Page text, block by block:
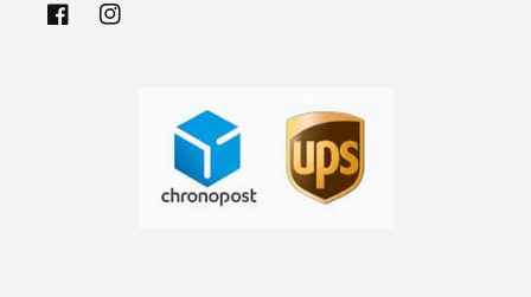
FacebookInstagram